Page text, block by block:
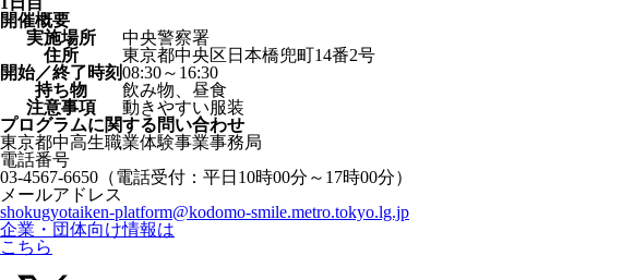
開催概要
実施場所
中央警察署
住所
東京都中央区日本橋兜町14番2号
開始／終了時刻08:30～16:30
持ち物
飲み物、昼食
注意事項
動きやすい服装
プログラムに関する問い合わせ
東京都中高生職業体験事業事務局
電話番号
03-4567-6650 （電話受付：平日10時00分～17時00分）
メールアドレス
shokugyotaiken-platform@kodomo-smile.metro.tokyo.lg.jp
企業・団体向け情報は
こちら